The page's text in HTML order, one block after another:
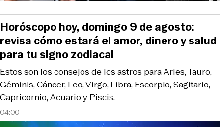
04:00
Estos son los consejos de los astros para Aries, Tauro,
Géminis, Cáncer, Leo, Virgo, Libra, Escorpio, Sagitario,
Capricornio, Acuario y Piscis.
Horóscopo hoy, domingo 9 de agosto:
revisa cómo estará el amor, dinero y salud
para tu signo zodiacal